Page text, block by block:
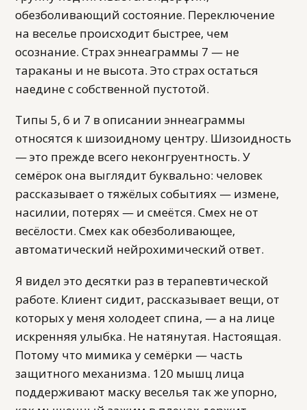
обезболивающий состояние. Переключение
на веселье происходит быстрее, чем
осознание. Страх эннеаграммы 7 — не
тараканы и не высота. Это страх остаться
наедине с собственной пустотой.
Типы 5, 6 и 7 в описании эннеаграммы
относятся к шизоидному центру. Шизоидность
— это прежде всего неконгруентность. У
семёрок она выглядит буквально: человек
рассказывает о тяжёлых событиях — измене,
насилии, потерях — и смеётся. Смех не от
весёлости. Смех как обезболивающее,
автоматический нейрохимический ответ.
Я видел это десятки раз в терапевтической
работе. Клиент сидит, рассказывает вещи, от
которых у меня холодеет спина, — а на лице
искренняя улыбка. Не натянутая. Настоящая.
Потому что мимика у семёрки — часть
защитного механизма. 120 мышц лица
поддерживают маску веселья так же упорно,